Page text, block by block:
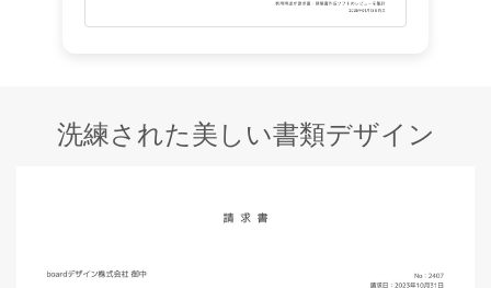
洗練された美しい書類デザイン